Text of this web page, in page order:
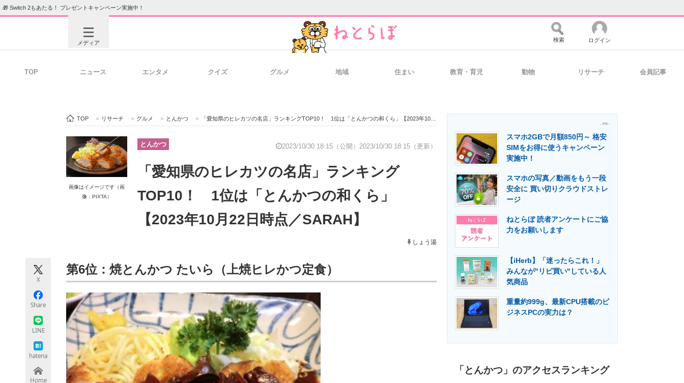
🎁 Switch 2もあたる！ プレゼントキャンペーン実施中！
メディア
ビジネスと働き方のヒント 経営リーダーのコミュニティ マーケ×ITの今がよく分かる
ITエンジニア向け専門サイト IT製品の技術・比較・事例 製造業のIT導入・活用を支援
エネルギーの専門メディア 建設×テクノロジーの最前線
ちょっと気になるネットの話題
検索 ログイン
TOP ニュース エンタメ クイズ グルメ 地域 住まい 教育・育児 動物 リサーチ 会員記事
TOP > リサーチ > グルメ > とんかつ > 「愛知県のヒレカツの名店」ランキングTOP10！ 1位は「とんかつの和くら」【2023年10月22日時点／SARAH】
画像はイメージです（画
像：PIXTA）
とんかつ 2023/10/30 18:15（公開） 2023/10/30 18:15（更新）
「愛知県のヒレカツの名店」ランキング
TOP10！ 1位は「とんかつの和くら」
【2023年10月22日時点／SARAH】
しょう湯
X
Share
LINE
hatena
Home
第6位：焼とんかつ たいら（上焼ヒレかつ定食）
- PR -
スマホ2GBで月額850円～ 格安
SIMをお得に使うキャンペーン
実施中！
スマホの写真／動画をもう一段
安全に 買い切りクラウドストレ
ージ
ねとらぼ 読者アンケートにご協
力をお願いします
【iHerb】「迷ったらこれ！」
みんなが"リピ買い"している人
気商品
重量約999g、最新CPU搭載のビ
ジネスPCの実力は？
「とんかつ」のアクセスランキング